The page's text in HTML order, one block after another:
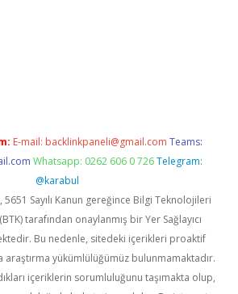
E-mail: backlinkpaneli@gmail.com Teams:
Whatsapp: 0262 606 0 726 Telegram:
@karabul
5651 Sayılı Kanun gereğince Bilgi Teknolojileri
tarafından onaylanmış bir Yer Sağlayıcı
Bu nedenle, sitedeki içerikleri proaktif
yükümlülüğümüz bulunmamaktadır.
içeriklerin sorumluluğunu taşımakta olup,